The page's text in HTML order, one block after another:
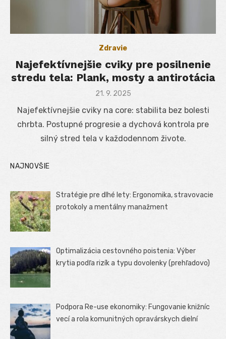
Zdravie
Najefektívnejšie cviky pre posilnenie
stredu tela: Plank, mosty a antirotácia
Posted
21. 9. 2025
Najefektívnejšie cviky na core: stabilita bez bolesti
chrbta. Postupné progresie a dychová kontrola pre
silný stred tela v každodennom živote.
NAJNOVŠIE
Stratégie pre dlhé lety: Ergonomika, stravovacie
protokoly a mentálny manažment
Optimalizácia cestovného poistenia: Výber
krytia podľa rizík a typu dovolenky (prehľadovo)
Podpora Re-use ekonomiky: Fungovanie knižníc
vecí a rola komunitných opravárskych dielní